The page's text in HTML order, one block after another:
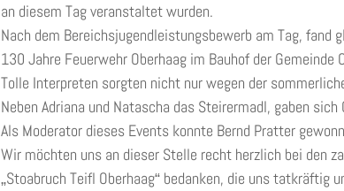
an diesem Tag veranstaltet wurden.
Nach dem Bereichsjugendleistungsbewerb am Tag, fand
130 Jahre Feuerwehr Oberhaag im Bauhof der Gemeinde
Tolle Interpreten sorgten nicht nur wegen der
Neben Adriana und Natascha das Steirermadl, gaben
Als Moderator dieses Events konnte Bernd Pratter
Wir möchten uns an dieser Stelle recht herzlich bei den
„Stoabruch Teifl Oberhaag“ bedanken, die uns tatkräftig